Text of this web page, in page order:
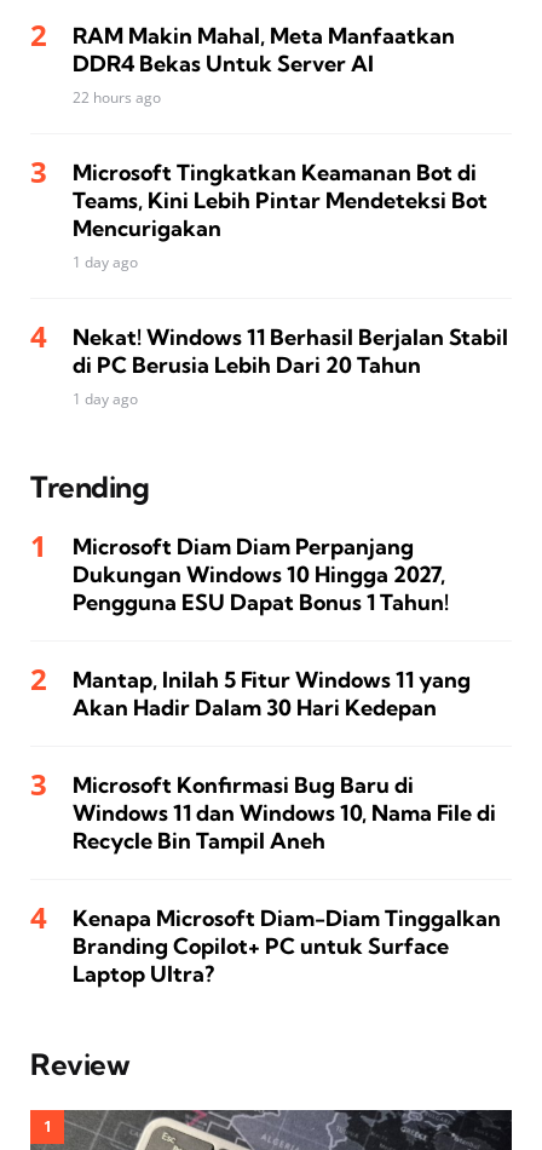
RAM Makin Mahal, Meta Manfaatkan
DDR4 Bekas Untuk Server AI
22 hours ago
Microsoft Tingkatkan Keamanan Bot di
Teams, Kini Lebih Pintar Mendeteksi Bot
Mencurigakan
1 day ago
Nekat! Windows 11 Berhasil Berjalan Stabil
di PC Berusia Lebih Dari 20 Tahun
1 day ago
Trending
Microsoft Diam Diam Perpanjang
Dukungan Windows 10 Hingga 2027,
Pengguna ESU Dapat Bonus 1 Tahun!
Mantap, Inilah 5 Fitur Windows 11 yang
Akan Hadir Dalam 30 Hari Kedepan
Microsoft Konfirmasi Bug Baru di
Windows 11 dan Windows 10, Nama File di
Recycle Bin Tampil Aneh
Kenapa Microsoft Diam-Diam Tinggalkan
Branding Copilot+ PC untuk Surface
Laptop Ultra?
Review